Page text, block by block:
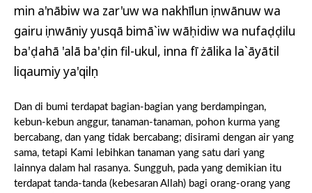
min a'nābiw wa zar'uw wa nakhīlun ṣinwānuw wa
gairu ṣinwāniy yusqā bimā`iw wāḥidiw wa nufaḍḍilu
ba'ḍahā 'alā ba'ḍin fil-ukul, inna fī żālika la`āyātil
liqaumiy ya'qilụn
Dan di bumi terdapat bagian-bagian yang berdampingan,
kebun-kebun anggur, tanaman-tanaman, pohon kurma yang
bercabang, dan yang tidak bercabang; disirami dengan air yang
sama, tetapi Kami lebihkan tanaman yang satu dari yang
lainnya dalam hal rasanya. Sungguh, pada yang demikian itu
terdapat tanda-tanda (kebesaran Allah) bagi orang-orang yang